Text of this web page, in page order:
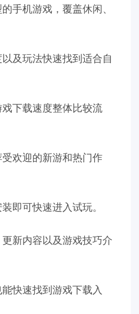
手机游戏，覆盖休闲、
及玩法快速找到适合自
下载速度整体比较流
欢迎的新游和热门作
即可快速进入试玩。
新内容以及游戏技巧介
快速找到游戏下载入